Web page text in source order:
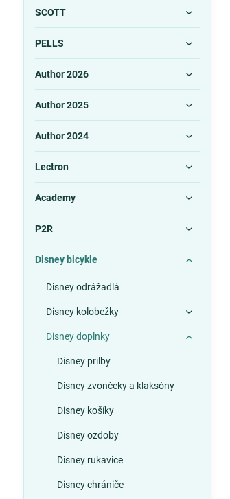
SCOTT
PELLS
Author 2026
Author 2025
Author 2024
Lectron
Academy
P2R
Disney bicykle
Disney odrážadlá
Disney kolobežky
Disney doplnky
Disney prilby
Disney zvončeky a klaksóny
Disney košíky
Disney ozdoby
Disney rukavice
Disney chrániče